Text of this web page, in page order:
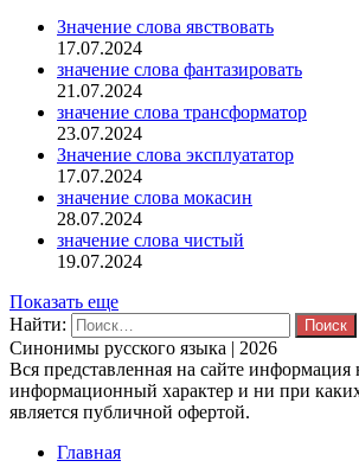
Значение слова явствовать
17.07.2024
значение слова фантазировать
21.07.2024
значение слова трансформатор
23.07.2024
Значение слова эксплуататор
17.07.2024
значение слова мокасин
28.07.2024
значение слова чистый
19.07.2024
Показать еще
Найти:
Синонимы русского языка | 2026
Вся представленная на сайте информация
информационный характер и ни при
является публичной офертой.
Главная